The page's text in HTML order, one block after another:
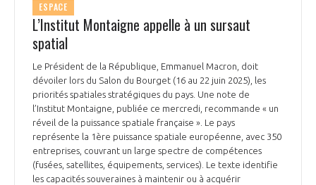
ESPACE
L’Institut Montaigne appelle à un sursaut
spatial
Le Président de la République, Emmanuel Macron, doit
dévoiler lors du Salon du Bourget (16 au 22 juin 2025), les
priorités spatiales stratégiques du pays. Une note de
l’Institut Montaigne, publiée ce mercredi, recommande « un
réveil de la puissance spatiale française ». Le pays
représente la 1ère puissance spatiale européenne, avec 350
entreprises, couvrant un large spectre de compétences
(fusées, satellites, équipements, services). Le texte identifie
les capacités souveraines à maintenir ou à acquérir